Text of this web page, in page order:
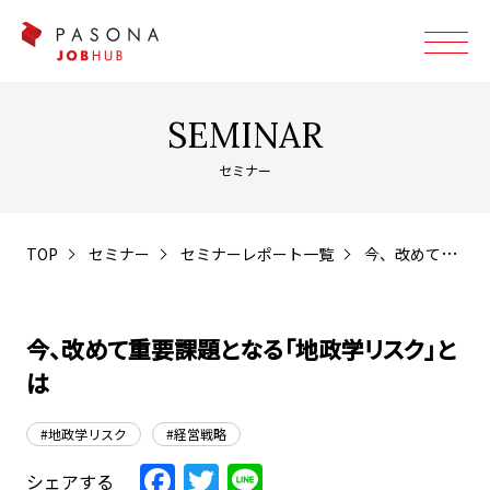
SEMINAR
セミナー
TOP セミナー セミナーレポート一覧 今、改めて重要課題となる「地政学リスク」とは
今、改めて重要課題となる「地政学リスク」と
は
#地政学リスク #経営戦略
シェアする